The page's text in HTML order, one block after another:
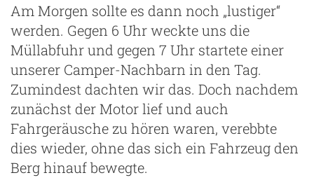
Am Morgen sollte es dann noch „lustiger“
werden. Gegen 6 Uhr weckte uns die
Müllabfuhr und gegen 7 Uhr startete einer
unserer Camper-Nachbarn in den Tag.
Zumindest dachten wir das. Doch nachdem
zunächst der Motor lief und auch
Fahrgeräusche zu hören waren, verebbte
dies wieder, ohne das sich ein Fahrzeug den
Berg hinauf bewegte.